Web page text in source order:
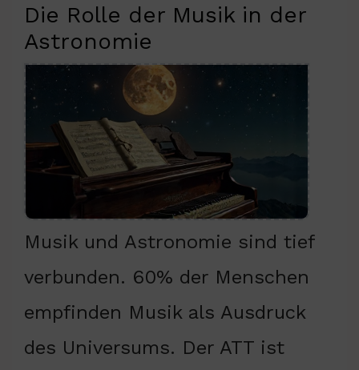
Die Rolle der Musik in der
Astronomie
Musik und Astronomie sind tief
verbunden. 60% der Menschen
empfinden Musik als Ausdruck
des Universums. Der ATT ist